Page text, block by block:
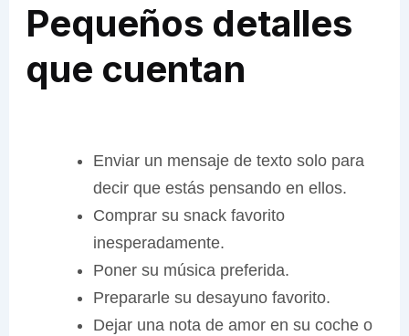
Pequeños detalles
que cuentan
Enviar un mensaje de texto solo para
decir que estás pensando en ellos.
Comprar su snack favorito
inesperadamente.
Poner su música preferida.
Prepararle su desayuno favorito.
Dejar una nota de amor en su coche o